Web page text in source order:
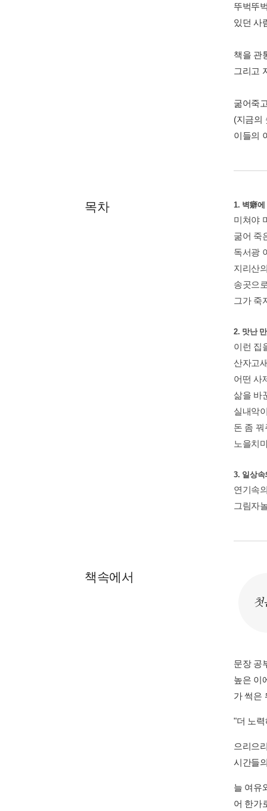
뚜벅뚜
있던 사
책을 관
그리고
굶어죽
(지금의
이들의
목차 1. 벽癖
미쳐야
굶어 죽
독서광
지리산
송곳으
그가 죽
2. 맛난
이런 집
산자고
어떤 사
삶을 바
실내악
돈 좀
노을치
3. 일상속
연기속
그림자
책속에서
첫
문장 공
높은 이
가 썩은
"더 노
으리으
시간들
늘 여유
어 한가